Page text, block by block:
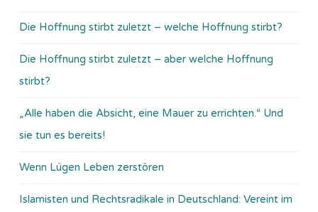
Die Hoffnung stirbt zuletzt – welche Hoffnung stirbt?
Die Hoffnung stirbt zuletzt – aber welche Hoffnung
stirbt?
„Alle haben die Absicht, eine Mauer zu errichten.“ Und
sie tun es bereits!
Wenn Lügen Leben zerstören
Islamisten und Rechtsradikale in Deutschland: Vereint im